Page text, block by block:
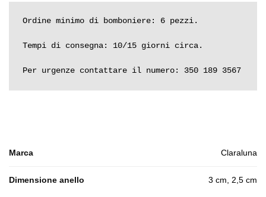
Ordine minimo di bomboniere: 6 pezzi.
Tempi di consegna: 10/15 giorni circa.
Per urgenze contattare il numero: 350 189 3567
Marca Claraluna
Dimensione anello 3 cm, 2,5 cm